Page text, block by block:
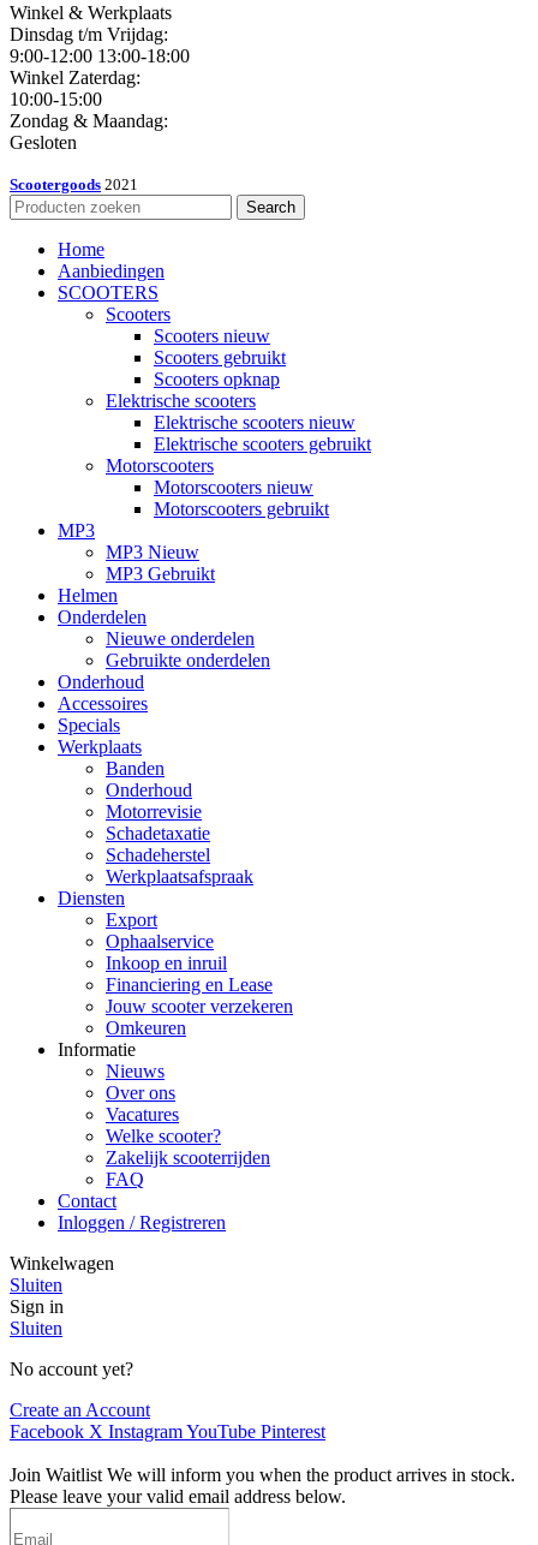
Winkel & Werkplaats
Dinsdag t/m Vrijdag:
9:00-12:00 13:00-18:00
Winkel Zaterdag:
10:00-15:00
Zondag & Maandag:
Gesloten
Scootergoods 2021
Search
Home
Aanbiedingen
SCOOTERS
Scooters
Scooters nieuw
Scooters gebruikt
Scooters opknap
Elektrische scooters
Elektrische scooters nieuw
Elektrische scooters gebruikt
Motorscooters
Motorscooters nieuw
Motorscooters gebruikt
MP3
MP3 Nieuw
MP3 Gebruikt
Helmen
Onderdelen
Nieuwe onderdelen
Gebruikte onderdelen
Onderhoud
Accessoires
Specials
Werkplaats
Banden
Onderhoud
Motorrevisie
Schadetaxatie
Schadeherstel
Werkplaatsafspraak
Diensten
Export
Ophaalservice
Inkoop en inruil
Financiering en Lease
Jouw scooter verzekeren
Omkeuren
Informatie
Nieuws
Over ons
Vacatures
Welke scooter?
Zakelijk scooterrijden
FAQ
Contact
Inloggen / Registreren
Winkelwagen
Sluiten
Sign in
Sluiten
No account yet?
Create an Account
Facebook X InstagramYouTube Pinterest
Join Waitlist We will inform you when the product arrives in stock.
Please leave your valid email address below.